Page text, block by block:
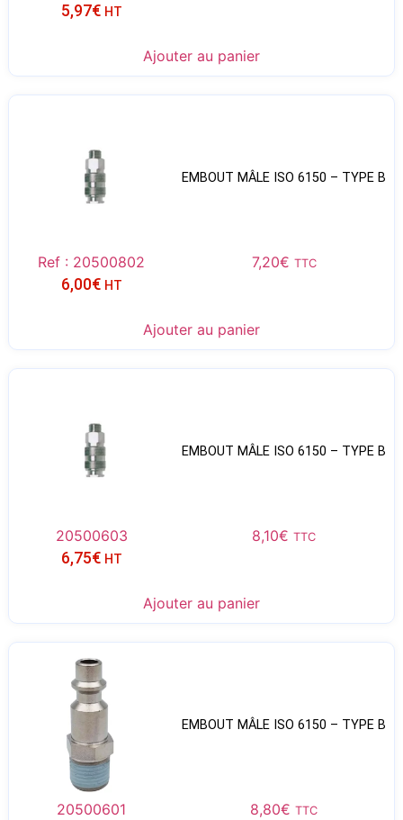
5,97€ HT
Ajouter au panier
EMBOUT MÂLE ISO 6150 – TYPE B
Ref : 20500802 7,20€ TTC
6,00€ HT
Ajouter au panier
EMBOUT MÂLE ISO 6150 – TYPE B
20500603 8,10€ TTC
6,75€ HT
Ajouter au panier
EMBOUT MÂLE ISO 6150 – TYPE B
20500601 8,80€ TTC